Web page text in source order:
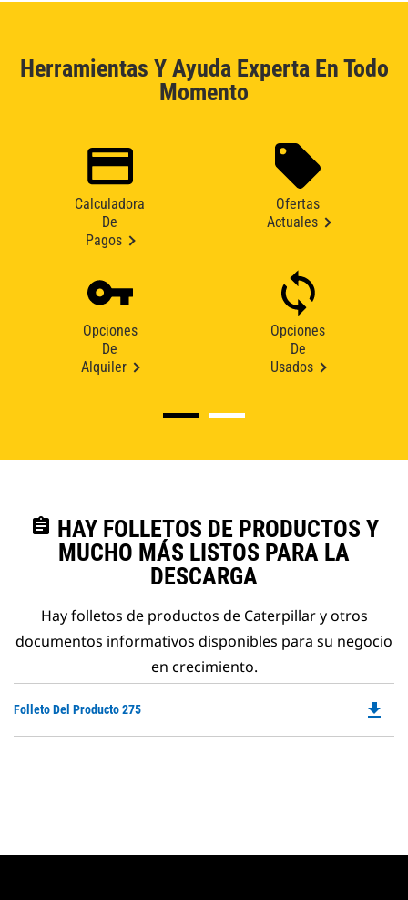
Herramientas Y Ayuda Experta En Todo
Momento
Calculadora
De
Pagos
Ofertas
Actuales
Opciones
De
Alquiler
Opciones
De
Usados
assignment HAY FOLLETOS DE PRODUCTOS Y
MUCHO MÁS LISTOS PARA LA
DESCARGA
Hay folletos de productos de Caterpillar y otros
documentos informativos disponibles para su negocio
en crecimiento.
Folleto Del Producto 275 file_download